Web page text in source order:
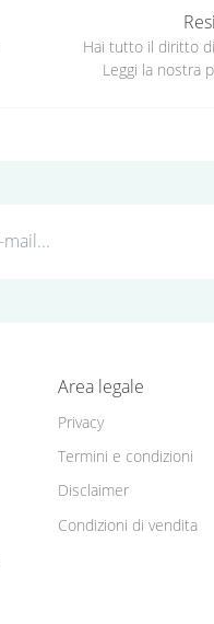
Resi
Hai tutto il diritto
Leggi la nostra
Area legale
Privacy
Termini e condizioni
Disclaimer
Condizioni di vendita